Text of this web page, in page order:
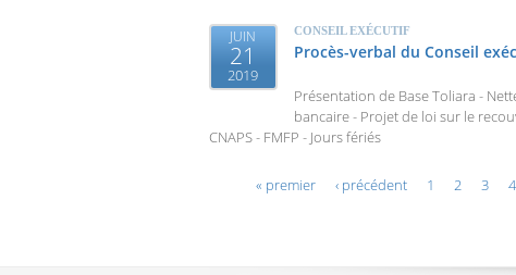
JUIN
21
2019
CONSEIL EXÉCUTIF
Procès-verbal du Conseil
Présentation de Base Toliara -
bancaire - Projet de loi sur le
CNAPS - FMFP - Jours fériés
Pages
« premier ‹ précédent 1 2 3 4